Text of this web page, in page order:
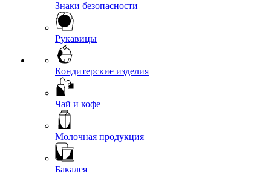
Знаки безопасности
Рукавицы
Кондитерские изделия
Чай и кофе
Молочная продукция
Бакалея